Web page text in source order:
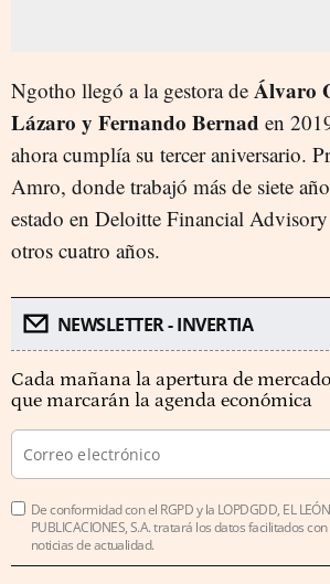
Ngotho llegó a la gestora de Álvaro
Lázaro y Fernando Bernad en
ahora cumplía su tercer aniversario.
Amro, donde trabajó más de siete
estado en Deloitte Financial
otros cuatro años.
NEWSLETTER - INVERTIA
Cada mañana la apertura de
que marcarán la agenda económica
De conformidad con el RGPD y la LOPDGDD, EL
PUBLICACIONES, S.A. tratará los datos facilitados
noticias de actualidad.